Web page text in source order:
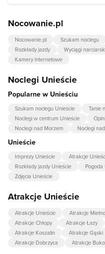
Nocowanie.pl
Nocowanie.pl Szukam noclegu
Rozkłady jazdy
Wyciągi
Kamery internetowe
Noclegi Unieście
Popularne w Unieściu
Szukam noclegu Unieście
Tanie
Noclegi w centrum Unieście
Noclegi nad Morzem
Noclegi
Unieście
Imprezy Unieście Atrakcje
Rozkłady jazdy Unieście
Pogoda
Zdjęcia Unieście
Atrakcje Unieście
Atrakcje Unieście Atrakcje Mielno
Atrakcje Chłopy
Atrakcje Łazy
Atrakcje Koszalin
Atrakcje Gąski
Atrakcje Dobrzyca
Atrakcje